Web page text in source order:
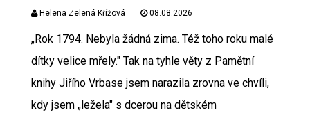
Helena Zelená Křížová 08.08.2026
„Rok 1794. Nebyla žádná zima. Též toho roku malé
dítky velice mřely." Tak na tyhle věty z Pamětní
knihy Jiřího Vrbase jsem narazila zrovna ve chvíli,
kdy jsem „ležela" s dcerou na dětském